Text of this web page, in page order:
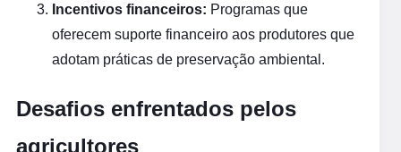
Incentivos financeiros: Programas que
oferecem suporte financeiro aos produtores que
adotam práticas de preservação ambiental.
Desafios enfrentados pelos
agricultores